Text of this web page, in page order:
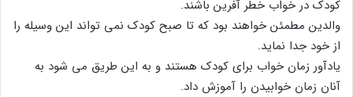
کودک در خواب خطر آفرین باشند.
والدین مطمئن خواهند بود که تا صبح کودک نمی تواند این وسیله را
از خود جدا نماید.
یادآور زمان خواب برای کودک هستند و به این طریق می شود به
آنان زمان خوابیدن را آموزش داد.